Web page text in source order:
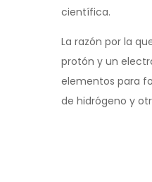
científica.
La razón por la
protón y un
elementos para
de hidrógeno y